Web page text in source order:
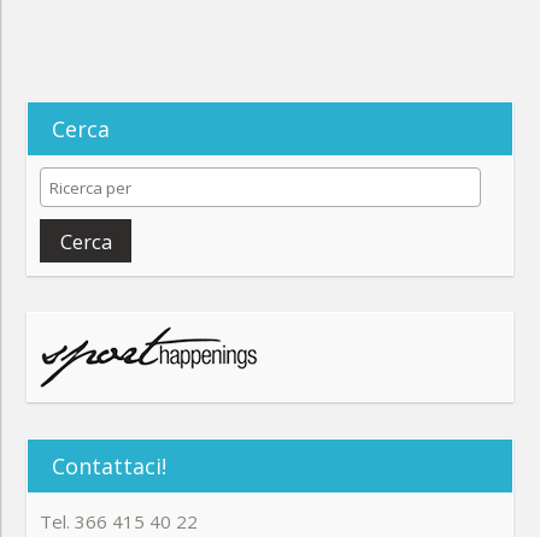
Cerca
Cerca
Contattaci!
Tel. 366 415 40 22